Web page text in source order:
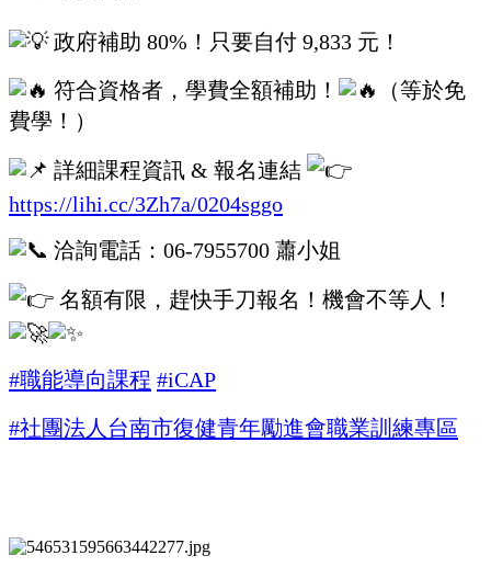
政府補助 80%！只要自付 9,833 元！
符合資格者，學費全額補助！
（等於免
費學！）
詳細課程資訊 & 報名連結
https://lihi.cc/3Zh7a/0204sggo
洽詢電話：06-7955700 蕭小姐
名額有限，趕快手刀報名！機會不等人！
#職能導向課程 #iCAP
#社團法人台南市復健青年勵進會職業訓練專區